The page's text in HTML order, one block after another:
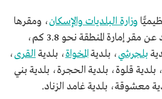
وزارة البلديات والإسكان، ومقرها
، وهي تبعد عن مقر إمارة المنطقة نحو 3.8 كم،
بلجرشي، بلديةالمخواة، بلدية القرى،
بلدية قلوة، بلدية الحجرة، بلدية بني
معشوقة، بلدية غامد الزناد.